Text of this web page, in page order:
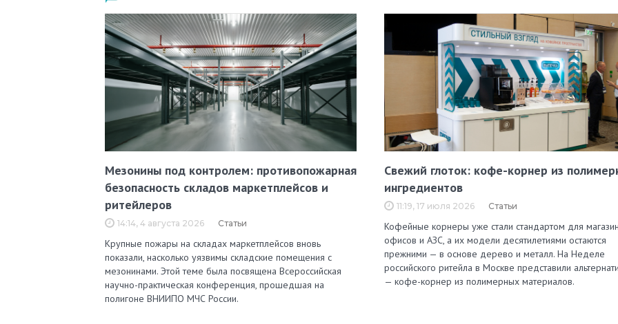
Мезонины под контролем: противопожарная
безопасность складов маркетплейсов и
ритейлеров
14:14, 4 августа 2026 Статьи
Крупные пожары на складах маркетплейсов вновь
показали, насколько уязвимы складские помещения с
мезонинами. Этой теме была посвящена Всероссийская
научно-практическая конференция, прошедшая на
полигоне ВНИИПО МЧС России.
Свежий глоток: кофе-корнер из
ингредиентов
11:19, 17 июля 2026 Статьи
Кофейные корнеры уже стали стандартом для
офисов и АЗС, а их модели десятилетиями остаются
прежними — в основе дерево и металл. На Неделе
российского ритейла в Москве представили
— кофе-корнер из полимерных материалов.